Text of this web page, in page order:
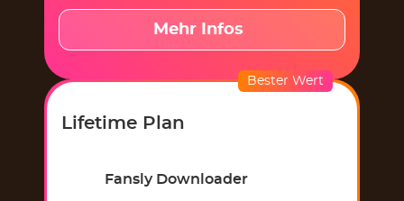
Mehr Infos
Bester Wert
Lifetime Plan
Fansly Downloader